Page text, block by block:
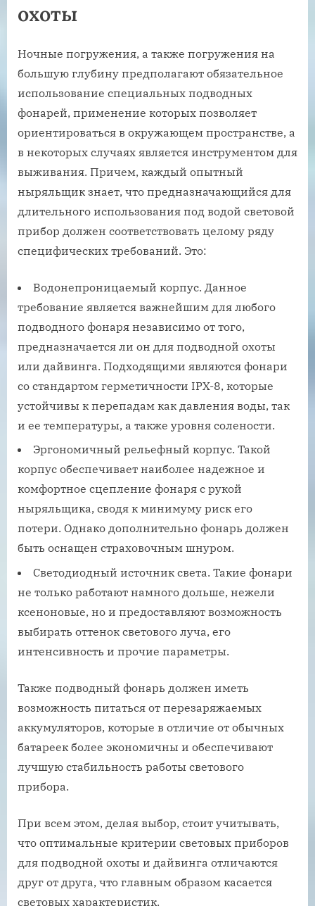
охоты
Ночные погружения, а также погружения на
большую глубину предполагают обязательное
использование специальных подводных
фонарей, применение которых позволяет
ориентироваться в окружающем пространстве, а
в некоторых случаях является инструментом для
выживания. Причем, каждый опытный
ныряльщик знает, что предназначающийся для
длительного использования под водой световой
прибор должен соответствовать целому ряду
специфических требований. Это:
Водонепроницаемый корпус. Данное
требование является важнейшим для любого
подводного фонаря независимо от того,
предназначается ли он для подводной охоты
или дайвинга. Подходящими являются фонари
со стандартом герметичности IPX-8, которые
устойчивы к перепадам как давления воды, так
и ее температуры, а также уровня солености.
Эргономичный рельефный корпус. Такой
корпус обеспечивает наиболее надежное и
комфортное сцепление фонаря с рукой
ныряльщика, сводя к минимуму риск его
потери. Однако дополнительно фонарь должен
быть оснащен страховочным шнуром.
Светодиодный источник света. Такие фонари
не только работают намного дольше, нежели
ксеноновые, но и предоставляют возможность
выбирать оттенок светового луча, его
интенсивность и прочие параметры.
Также подводный фонарь должен иметь
возможность питаться от перезаряжаемых
аккумуляторов, которые в отличие от обычных
батареек более экономичны и обеспечивают
лучшую стабильность работы светового
прибора.
При всем этом, делая выбор, стоит учитывать,
что оптимальные критерии световых приборов
для подводной охоты и дайвинга отличаются
друг от друга, что главным образом касается
световых характеристик.